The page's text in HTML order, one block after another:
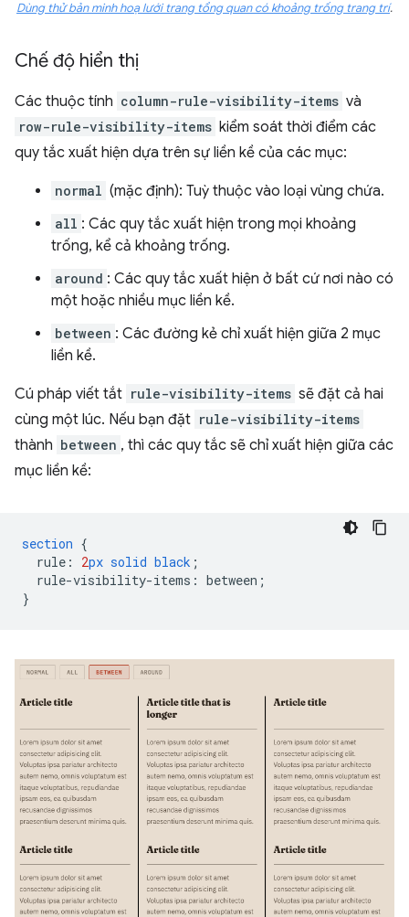
Dùng thử bản minh hoạ lưới trang tổng quan có khoảng trống trang trí.
Chế độ hiển thị
Các thuộc tính column-rule-visibility-items và
row-rule-visibility-items kiểm soát thời điểm các
quy tắc xuất hiện dựa trên sự liền kề của các mục:
normal (mặc định): Tuỳ thuộc vào loại vùng chứa.
all : Các quy tắc xuất hiện trong mọi khoảng
trống, kể cả khoảng trống.
around : Các quy tắc xuất hiện ở bất cứ nơi nào có
một hoặc nhiều mục liền kề.
between : Các đường kẻ chỉ xuất hiện giữa 2 mục
liền kề.
Cú pháp viết tắt rule-visibility-items sẽ đặt cả hai
cùng một lúc. Nếu bạn đặt rule-visibility-items
thành between , thì các quy tắc sẽ chỉ xuất hiện giữa các
mục liền kề:
section {
rule : 2px solid black ;
rule-visibility-items : between ;
}